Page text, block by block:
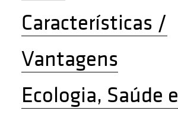
Características /
Vantagens
Ecologia, Saúde e